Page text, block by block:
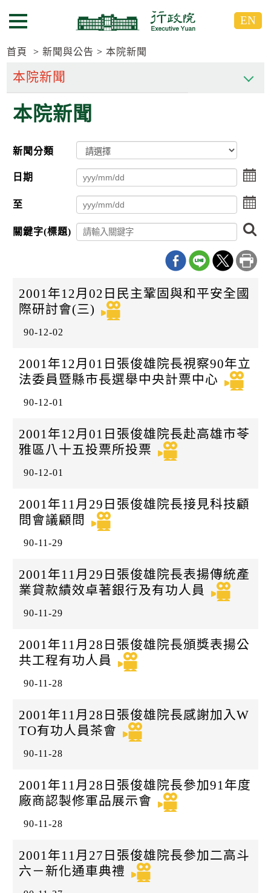
到
要
區
到
要
區
選單按鈕 EN
首頁 新聞與公告 本院新聞
本院新聞
新聞分類
日期
點
擊
選
擇
期
日
至
點
擊
擇
期
迄
關鍵字(標題)
尋
2001年12月02日民主鞏固與和平安全國
際研討會(三)
90-12-02
2001年12月01日張俊雄院長視察90年立
法委員暨縣市長選舉中央計票中心
90-12-01
2001年12月01日張俊雄院長赴高雄市苓
雅區八十五投票所投票
90-12-01
2001年11月29日張俊雄院長接見科技顧
問會議顧問
90-11-29
2001年11月29日張俊雄院長表揚傳統產
業貸款績效卓著銀行及有功人員
90-11-29
2001年11月28日張俊雄院長頒獎表揚公
共工程有功人員
90-11-28
2001年11月28日張俊雄院長感謝加入W
TO有功人員茶會
90-11-28
2001年11月28日張俊雄院長參加91年度
廠商認製修軍品展示會
90-11-28
2001年11月27日張俊雄院長參加二高斗
六－新化通車典禮